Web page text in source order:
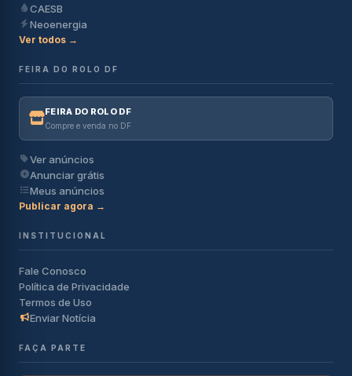
CAESB
Neoenergia
Ver todos →
FEIRA DO ROLO DF
FEIRA DO ROLO DF
Compre e venda no DF
Ver anúncios
Anunciar grátis
Meus anúncios
Publicar agora →
INSTITUCIONAL
Fale Conosco
Política de Privacidade
Termos de Uso
Enviar Notícia
FAÇA PARTE